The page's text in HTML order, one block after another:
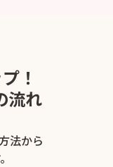
！
流れ
法から